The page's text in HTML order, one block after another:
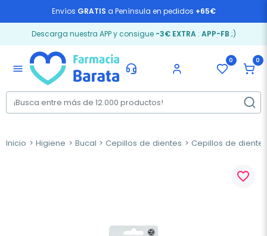
Envíos GRATIS a Península en pedidos +65€
Descarga nuestra APP y consigue -3€ EXTRA: APP-FB ;)
menu
0 0
Inicio Higiene Bucal Cepillos de dientes Cepillos de
favorite_border